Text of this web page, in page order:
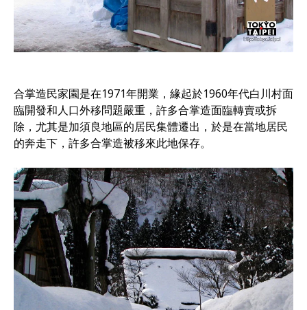
合掌造民家園是在1971年開業，緣起於1960年代白川村面
臨開發和人口外移問題嚴重，許多合掌造面臨轉賣或拆
除，尤其是加須良地區的居民集體遷出，於是在當地居民
的奔走下，許多合掌造被移來此地保存。